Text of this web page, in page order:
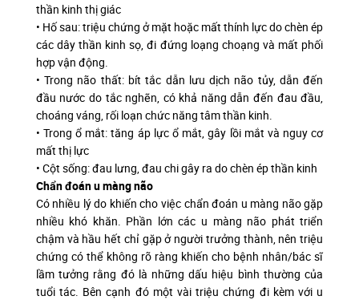
thần kinh thị giác
• Hố sau: triệu chứng ở mặt hoặc mất thính lực do chèn ép
các dây thần kinh sọ, đi đứng loạng choạng và mất phối
hợp vận động.
• Trong não thất: bít tắc dẫn lưu dịch não tủy, dẫn đến
đầu nước do tắc nghẽn, có khả năng dẫn đến đau đầu,
choáng váng, rối loạn chức năng tâm thần kinh.
• Trong ổ mắt: tăng áp lực ổ mắt, gây lồi mắt và nguy cơ
mất thị lực
• Cột sống: đau lưng, đau chi gây ra do chèn ép thần kinh
Chẩn đoán u màng não
Có nhiều lý do khiến cho việc chẩn đoán u màng não gặp
nhiều khó khăn. Phần lớn các u màng não phát triển
chậm và hầu hết chỉ gặp ở người trưởng thành, nên triệu
chứng có thể không rõ ràng khiến cho bệnh nhân/bác sĩ
lầm tưởng rằng đó là những dấu hiệu bình thường của
tuổi tác. Bên cạnh đó một vài triệu chứng đi kèm với u